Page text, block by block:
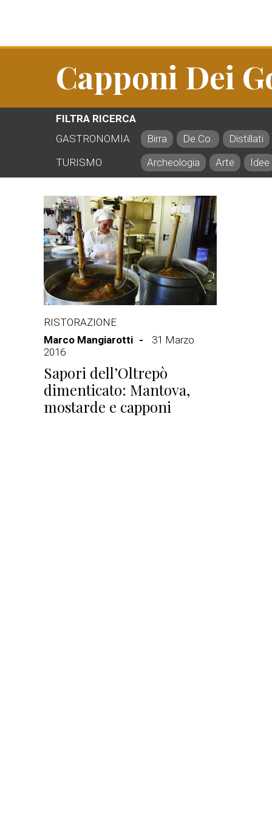
Capponi Dei
FILTRA RICERCA
GASTRONOMIA
Birra De.Co.
Distillati
TURISMO
Archeologia Arte Idee
RISTORAZIONE
Marco Mangiarotti
31 Marzo
2016
Sapori dell’Oltrepò
dimenticato: Mantova,
mostarde e capponi